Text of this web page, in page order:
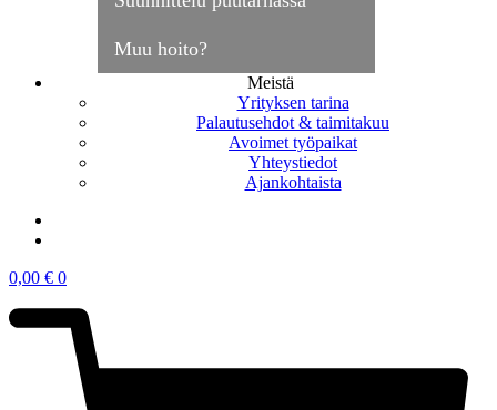
Muu hoito?
Meistä
Yrityksen tarina
Palautusehdot & taimitakuu
Avoimet työpaikat
Yhteystiedot
Ajankohtaista
0,00 € 0